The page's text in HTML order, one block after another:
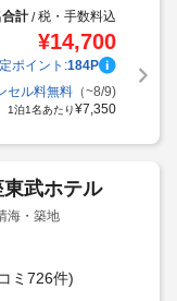
計/税・手数料込
¥14,700
ポイント:184P
セル料無料（~8/9)
1泊1名あたり¥7,350
武ホテル
海・築地
ミ726件)